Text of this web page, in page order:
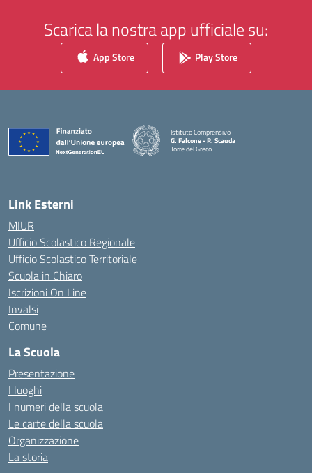
Scarica la nostra app ufficiale su:
App Store Play Store
Istituto Comprensivo
G. Falcone - R. Scauda
Torre del Greco
Link Esterni
MIUR
Ufficio Scolastico Regionale
Ufficio Scolastico Territoriale
Scuola in Chiaro
Iscrizioni On Line
Invalsi
Comune
La Scuola
Presentazione
I luoghi
I numeri della scuola
Le carte della scuola
Organizzazione
La storia